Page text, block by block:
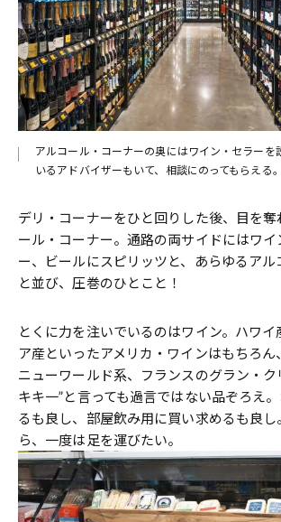
アルコール・コーナーの奥にはワイン・セラーを
いるアドバイザーもいて、相談にのってもらえる。
デリ・コーナーをひと回りした後、目を奪
ール・コーナー。通路の両サイドにはワイ
ー、ビールにスピリッツと、あらゆるアル
と並び、圧巻のひとこと！
とくに力を注いでいるのはワイン。ハワイ
ア産といったアメリカ・ワインはもちろん
ニューワールド系、フランスのグラン・ク
キキ一”と言っても過言ではない品ぞろえ
るも良し、部屋飲み用に買い求めるも良
ら、一度は足を運びたい。